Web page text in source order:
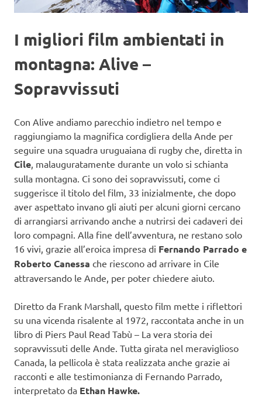
I migliori film ambientati in
montagna: Alive –
Sopravvissuti
Con Alive andiamo parecchio indietro nel tempo e
raggiungiamo la magnifica cordigliera della Ande per
seguire una squadra uruguaiana di rugby che, diretta in
Cile , malauguratamente durante un volo si schianta
sulla montagna. Ci sono dei sopravvissuti, come ci
suggerisce il titolo del film, 33 inizialmente, che dopo
aver aspettato invano gli aiuti per alcuni giorni cercano
di arrangiarsi arrivando anche a nutrirsi dei cadaveri dei
loro compagni. Alla fine dell’avventura, ne restano solo
16 vivi, grazie all’eroica impresa di Fernando Parrado e
Roberto Canessa che riescono ad arrivare in Cile
attraversando le Ande, per poter chiedere aiuto.
Diretto da Frank Marshall, questo film mette i riflettori
su una vicenda risalente al 1972, raccontata anche in un
libro di Piers Paul Read Tabù – La vera storia dei
sopravvissuti delle Ande. Tutta girata nel meraviglioso
Canada, la pellicola è stata realizzata anche grazie ai
racconti e alle testimonianza di Fernando Parrado,
interpretato da Ethan Hawke.